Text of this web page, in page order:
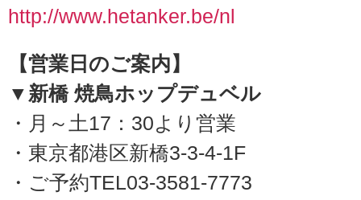
http://www.hetanker.be/nl
【営業日のご案内】
▼新橋 焼鳥ホップデュベル
・月～土17：30より営業
・東京都港区新橋3-3-4-1F
・ご予約TEL03-3581-7773